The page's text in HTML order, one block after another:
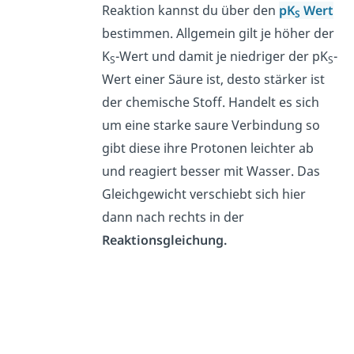
Reaktion kannst du über den pKS Wert
bestimmen. Allgemein gilt je höher der
KS-Wert und damit je niedriger der pKS-
Wert einer Säure ist, desto stärker ist
der chemische Stoff. Handelt es sich
um eine starke saure Verbindung so
gibt diese ihre Protonen leichter ab
und reagiert besser mit Wasser. Das
Gleichgewicht verschiebt sich hier
dann nach rechts in der
Reaktionsgleichung.